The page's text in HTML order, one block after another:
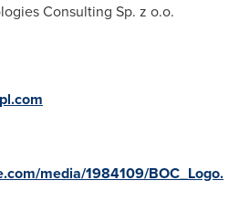
Consulting Sp. z o.o.
media/1984109/BOC_Logo.